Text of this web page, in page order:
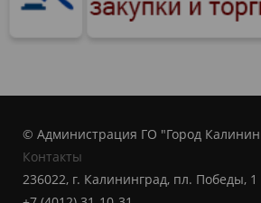
© Администрация ГО "Город
Контакты
236022, г. Калининград, пл. Победы, 1